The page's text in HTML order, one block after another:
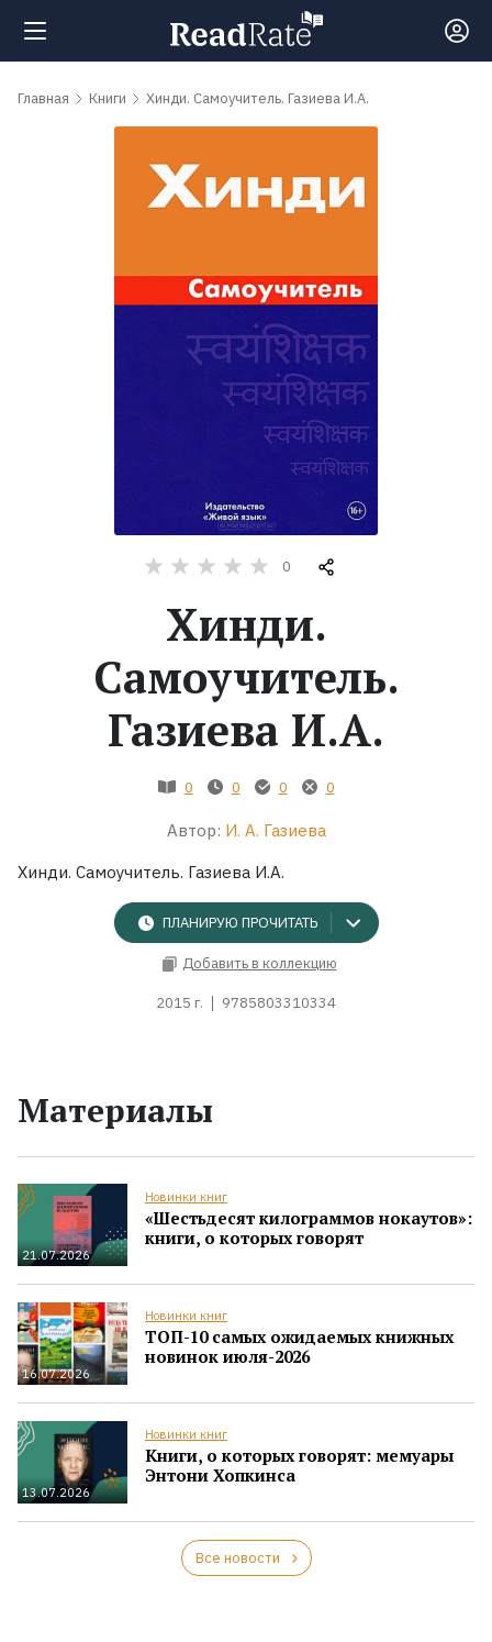
Поиск
Экранизации
Коллекции
Главная Книги Хинди. Самоучитель. Газиева И.А.
0
Хинди.
Самоучитель.
Газиева И.А.
0 0 0 0
Автор: И. А. Газиева
Хинди. Самоучитель. Газиева И.А.
ПЛАНИРУЮ ПРОЧИТАТЬ
Добавить в коллекцию
2015 г. 9785803310334
Материалы
21.07.2026
Новинки книг
«Шестьдесят килограммов нокаутов»:
книги, о которых говорят
16.07.2026
Новинки книг
ТОП-10 самых ожидаемых книжных
новинок июля-2026
13.07.2026
Новинки книг
Книги, о которых говорят: мемуары
Энтони Хопкинса
Все новости